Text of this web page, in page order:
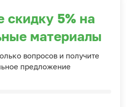
скидку 5% на
материалы
вопросов и получите
предложение